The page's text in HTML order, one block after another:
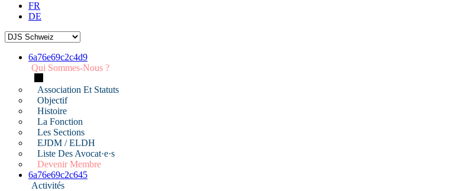
FR
DE
6a76e69c2c4d9
Qui Sommes-Nous ?
Association Et Statuts
Objectif
Histoire
La Fonction
Les Sections
EJDM / ELDH
Liste Des Avocat·e·s
Devenir Membre
6a76e69c2c645
Activités